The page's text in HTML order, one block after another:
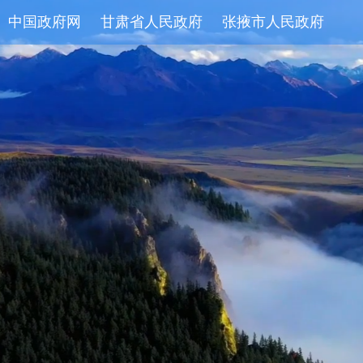
中国政府网 甘肃省人民政府 张掖市人民政府